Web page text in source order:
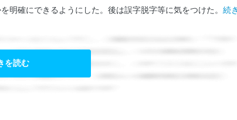
明確にできるようにした。後は誤字脱字等に気をつけた。 続
を読む